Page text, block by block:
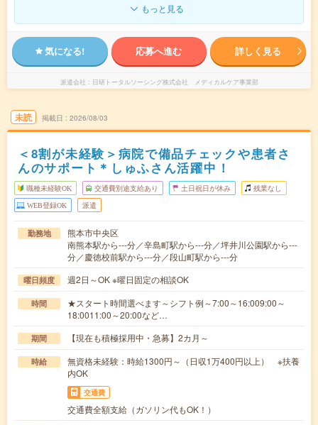
もっと見る
気になる! 応募へ進む 詳しく見る
派遣会社 日研トータルソーシング株式会社 メディカルケア事業部
未読 掲載日 2026/08/03
＜8割が未経験＞病院で備品チェックや患者さ
んのサポート＊しゅふさん活躍中！
職種未経験OK 交通費別途支給あり 土日祝日が休み 残業なし
WEB登録OK 派遣
勤務地
熊本市中央区
南熊本駅から---分／辛島町駅から---分／坪井川公園駅から---
分／慶徳校前駅から---分／段山町駅から---分
曜日頻度 週2日～OK ※曜日固定の相談OK
時間
★スタート時間選べます～シフト例～7:00～16:009:00～
18:0011:00～20:00など…
期間 【現在も積極採用中・急募】2カ月～
時給
無資格未経験：時給1300円～（日収1万400円以上） ※扶養
内OK
交通費
交通費全額支給（ガソリン代もOK！）